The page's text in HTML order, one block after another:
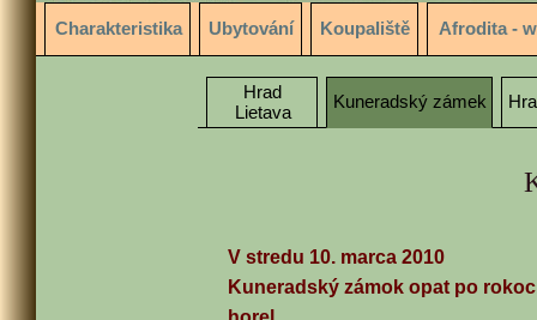
Charakteristika Ubytování Koupaliště Afrodita -
Hrad
Lietava
Kuneradský zámek
V stredu 10. marca 2010
Kuneradský zámok opat po